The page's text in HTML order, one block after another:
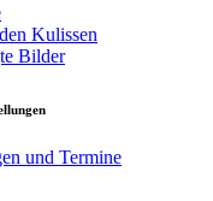
Kulissen
Bilder
und Termine